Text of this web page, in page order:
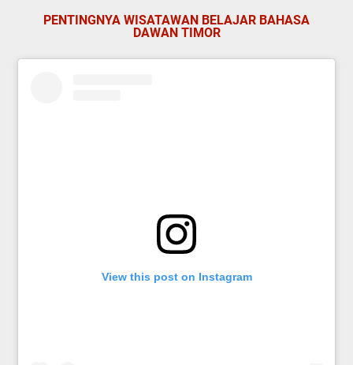
PENTINGNYA WISATAWAN BELAJAR BAHASA
DAWAN TIMOR
View this post on Instagram